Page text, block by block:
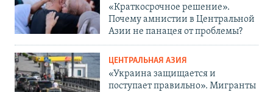
«Краткосрочное решение».
Почему амнистии в Центральной
Азии не панацея от проблемы?
ЦЕНТРАЛЬНАЯ АЗИЯ
«Украина защищается и
поступает правильно». Мигранты